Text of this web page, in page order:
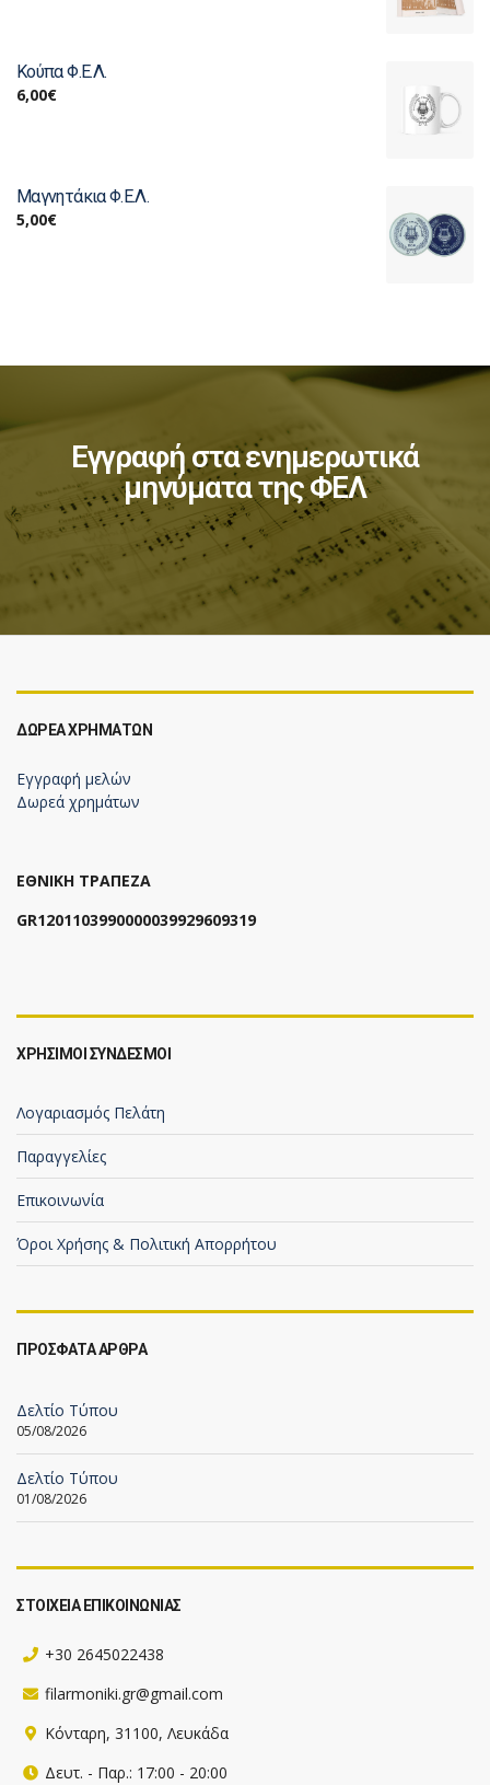
Κούπα Φ.Ε.Λ.
6,00€
Μαγνητάκια Φ.Ε.Λ.
5,00€
Εγγραφή στα ενημερωτικά
μηνύματα της ΦΕΛ
ΔΩΡΕΆ ΧΡΗΜΆΤΩΝ
Εγγραφή μελών
Δωρεά χρημάτων
ΕΘΝΙΚΗ ΤΡΑΠΕΖΑ
GR1201103990000039929609319
ΧΡΗΣΙΜΟΙ ΣΥΝΔΕΣΜΟΙ
Λογαριασμός Πελάτη
Παραγγελίες
Επικοινωνία
Όροι Χρήσης & Πολιτική Απορρήτου
ΠΡΟΣΦΑΤΑ ΑΡΘΡΑ
Δελτίο Τύπου
05/08/2026
Δελτίο Τύπου
01/08/2026
ΣΤΟΙΧΕΙΑ ΕΠΙΚΟΙΝΩΝΙΑΣ
+30 2645022438
filarmoniki.gr@gmail.com
Κόνταρη, 31100, Λευκάδα
Δευτ. - Παρ.: 17:00 - 20:00